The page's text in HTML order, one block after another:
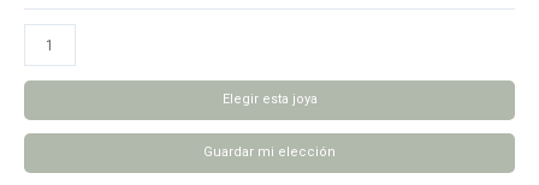
Anillo
Mi
Corazón
Es
Tuyo
cantidad
Elegir esta joya
Guardar mi elección